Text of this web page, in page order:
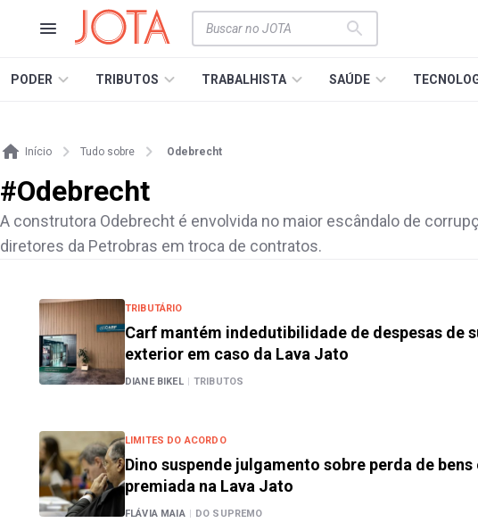
PODER TRIBUTOS TRABALHISTA SAÚDE
Início Tudo sobre Odebrecht
#Odebrecht
A construtora Odebrecht é envolvida no maior escândalo de
diretores da Petrobras em troca de contratos.
TRIBUTÁRIO
Carf mantém indedutibilidade de despesas de
exterior em caso da Lava Jato
DIANE BIKEL | TRIBUTOS
LIMITES DO ACORDO
Dino suspende julgamento sobre perda de
premiada na Lava Jato
FLÁVIA MAIA | DO SUPREMO